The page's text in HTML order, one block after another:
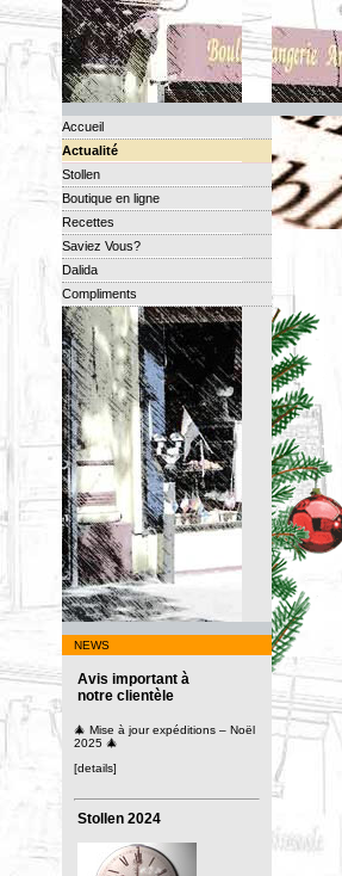
Accueil
Actualité
Stollen
Boutique en ligne
Recettes
Saviez Vous?
Dalida
Compliments
NEWS
Avis important à
notre clientèle
🎄 Mise à jour expéditions – Noël
2025 🎄
[details]
Stollen 2024